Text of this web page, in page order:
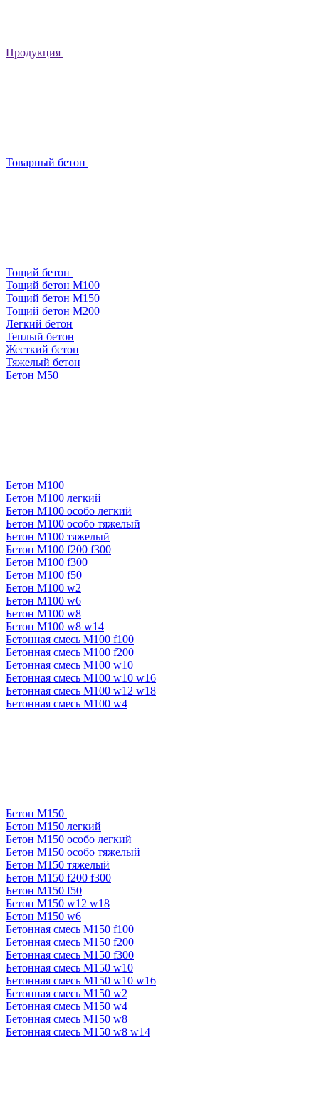
Продукция
Товарный бетон
Тощий бетон
Тощий бетон М100
Тощий бетон М150
Тощий бетон М200
Легкий бетон
Теплый бетон
Жесткий бетон
Тяжелый бетон
Бетон М50
Бетон М100
Бетон М100 легкий
Бетон М100 особо легкий
Бетон М100 особо тяжелый
Бетон М100 тяжелый
Бетон М100 f200 f300
Бетон М100 f300
Бетон М100 f50
Бетон М100 w2
Бетон М100 w6
Бетон М100 w8
Бетон М100 w8 w14
Бетонная смесь М100 f100
Бетонная смесь М100 f200
Бетонная смесь М100 w10
Бетонная смесь М100 w10 w16
Бетонная смесь М100 w12 w18
Бетонная смесь М100 w4
Бетон М150
Бетон М150 легкий
Бетон М150 особо легкий
Бетон М150 особо тяжелый
Бетон М150 тяжелый
Бетон М150 f200 f300
Бетон М150 f50
Бетон М150 w12 w18
Бетон М150 w6
Бетонная смесь М150 f100
Бетонная смесь М150 f200
Бетонная смесь М150 f300
Бетонная смесь М150 w10
Бетонная смесь М150 w10 w16
Бетонная смесь М150 w2
Бетонная смесь М150 w4
Бетонная смесь М150 w8
Бетонная смесь М150 w8 w14